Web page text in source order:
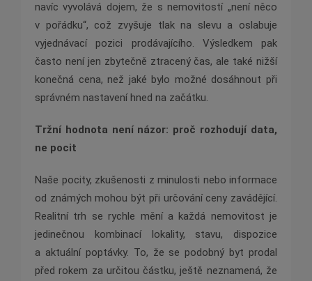
navíc vyvolává dojem, že s nemovitostí „není něco
v pořádku“, což zvyšuje tlak na slevu a oslabuje
vyjednávací pozici prodávajícího. Výsledkem pak
často není jen zbytečně ztracený čas, ale také nižší
konečná cena, než jaké bylo možné dosáhnout při
správném nastavení hned na začátku.
Tržní hodnota není názor: proč rozhodují data,
ne pocit
Naše pocity, zkušenosti z minulosti nebo informace
od známých mohou být při určování ceny zavádějící.
Realitní trh se rychle mění a každá nemovitost je
jedinečnou kombinací lokality, stavu, dispozice
a aktuální poptávky. To, že se podobný byt prodal
před rokem za určitou částku, ještě neznamená, že